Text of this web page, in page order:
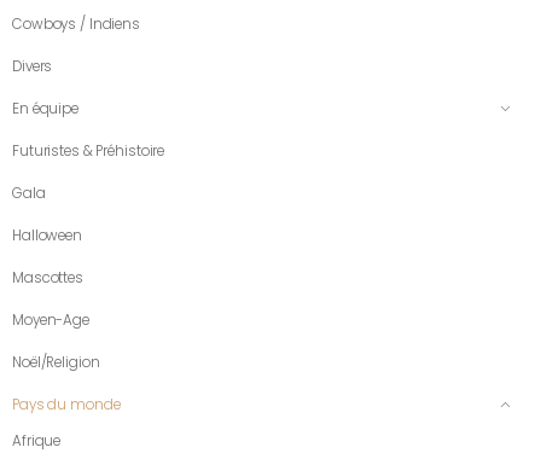
Cowboys / Indiens
Divers
En équipe
Futuristes & Préhistoire
Gala
Halloween
Mascottes
Moyen-Age
Noël/Religion
Pays du monde
Afrique